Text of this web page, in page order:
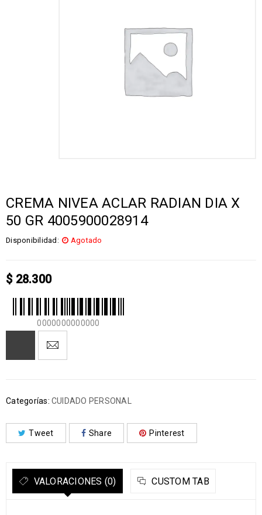
CREMA NIVEA ACLAR RADIAN DIA X
50 GR 4005900028914
Disponibilidad: Agotado
$28.300
0000000000000
Categorías: CUIDADO PERSONAL
Tweet Share Pinterest
VALORACIONES (0) CUSTOM TAB